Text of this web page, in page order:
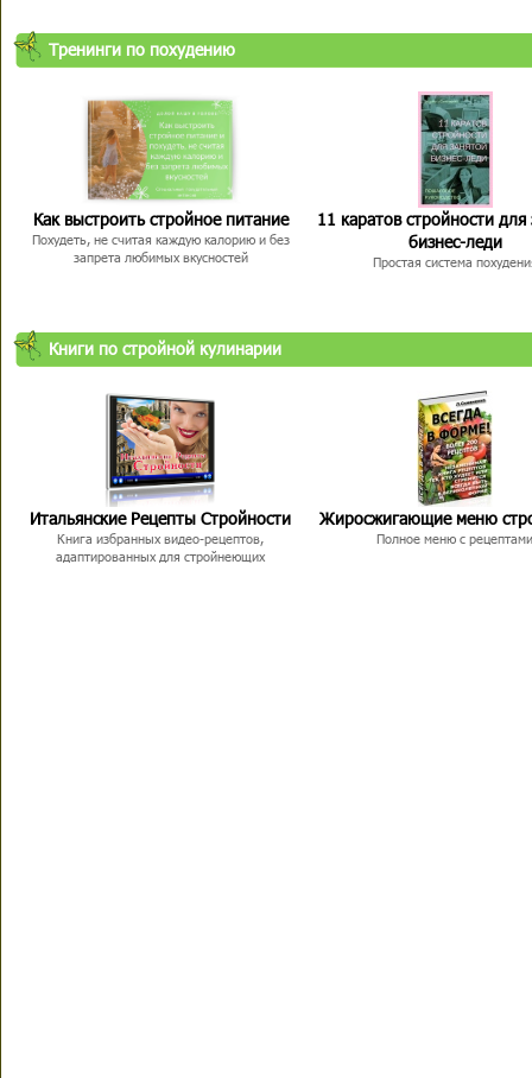
Тренинги по похудению
Как выстроить стройное питание
Похудеть, не считая каждую калорию и без
запрета любимых вкусностей
11 каратов стройности для
бизнес-леди
Простая система
Книги по стройной кулинарии
Итальянские Рецепты Стройности
Книга избранных видео-рецептов,
адаптированных для стройнеющих
Жиросжигающие меню
Полное меню с рецептами